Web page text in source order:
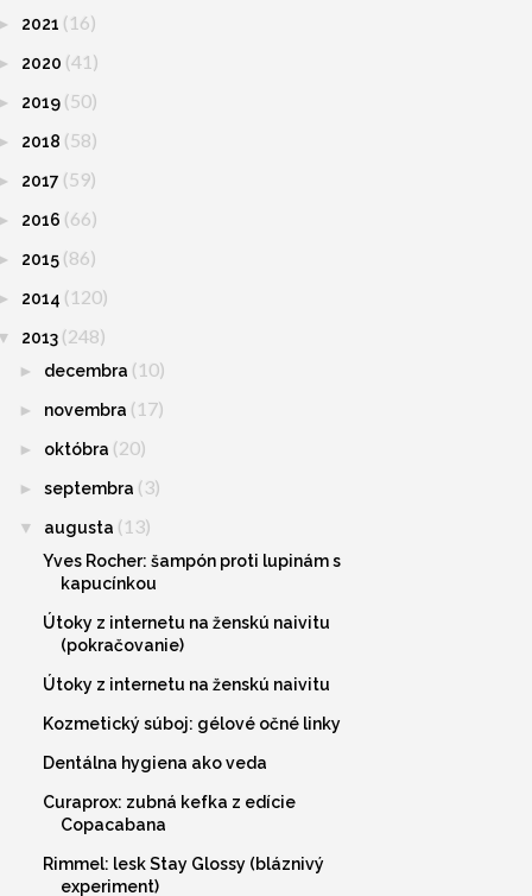
► 2021 (16)
► 2020 (41)
► 2019 (50)
► 2018 (58)
► 2017 (59)
► 2016 (66)
► 2015 (86)
► 2014 (120)
▼ 2013 (248)
► decembra (10)
► novembra (17)
► októbra (20)
►septembra (3)
▼ augusta (13)
Yves Rocher: šampón proti lupinám s
kapucínkou
Útoky z internetu na ženskú naivitu
(pokračovanie)
Útoky z internetu na ženskú naivitu
Kozmetický súboj: gélové očné linky
Dentálna hygiena ako veda
Curaprox: zubná kefka z edície
Copacabana
Rimmel: lesk Stay Glossy (bláznivý
experiment)